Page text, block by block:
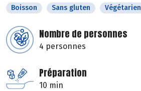
Boisson Sans gluten Végétarien
Nombre de personnes
4 personnes
Préparation
10 min